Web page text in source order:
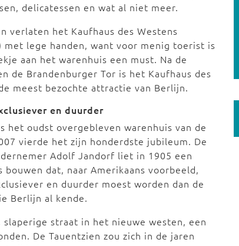
delicatessen en wat al niet meer.
verlaten het Kaufhaus des Westens
met lege handen, want voor menig toerist is
aan het warenhuis een must. Na de
de Brandenburger Tor is het Kaufhaus des
meest bezochte attractie van Berlijn.
en duurder
het oudst overgebleven warenhuis van de
vierde het zijn honderdste jubileum. De
Adolf Jandorf liet in 1905 een
bouwen dat, naar Amerikaans voorbeeld,
en duurder moest worden dan de
Berlijn al kende.
straat in het nieuwe westen, een
De Tauentzien zou zich in de jaren